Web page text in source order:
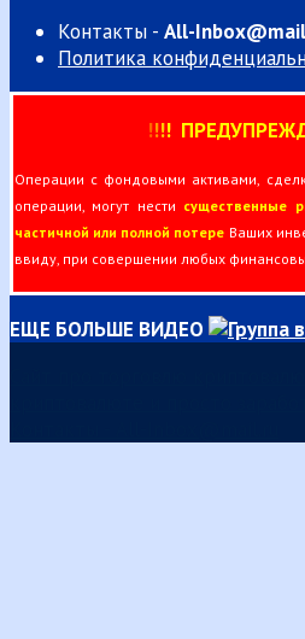
Контакты - All-
Политика
!!!!
Операции с фондовыми активами,
операции, могут нести существенные
частичной или полной потере Ваших
ввиду, при совершении любых
ЕЩЕ БОЛЬШЕ ВИДЕО